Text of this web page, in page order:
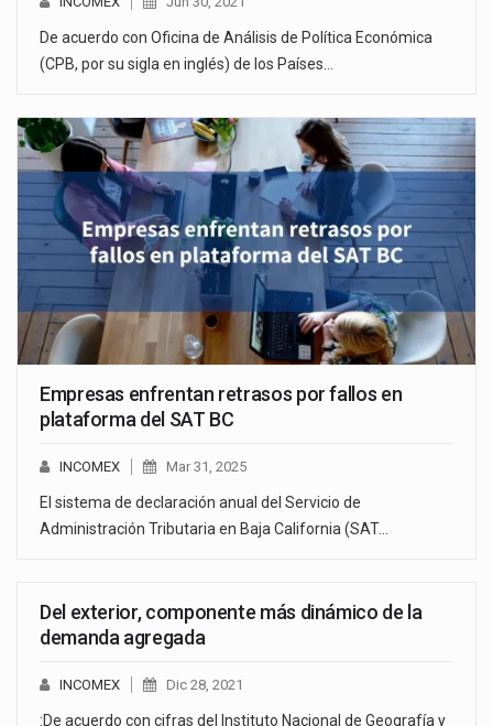
De acuerdo con Oficina de Análisis de Política Económica
(CPB, por su sigla en inglés) de los Países…
Empresas enfrentan retrasos por fallos en
plataforma del SAT BC
INCOMEX Mar 31, 2025
El sistema de declaración anual del Servicio de
Administración Tributaria en Baja California (SAT…
Del exterior, componente más dinámico de la
demanda agregada
INCOMEX Dic 28, 2021
:De acuerdo con cifras del Instituto Nacional de Geografía y